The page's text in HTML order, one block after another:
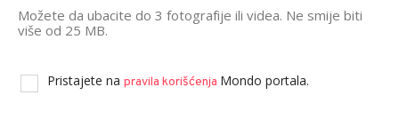
Možete da ubacite do 3 fotografije ili videa. Ne smije biti
više od 25 MB.
Pristajete na pravila korišćenja Mondo portala.